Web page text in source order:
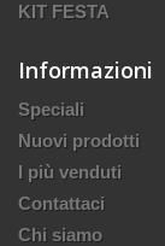
KIT FESTA
Informazioni
Speciali
Nuovi prodotti
I più venduti
Contattaci
Chi siamo